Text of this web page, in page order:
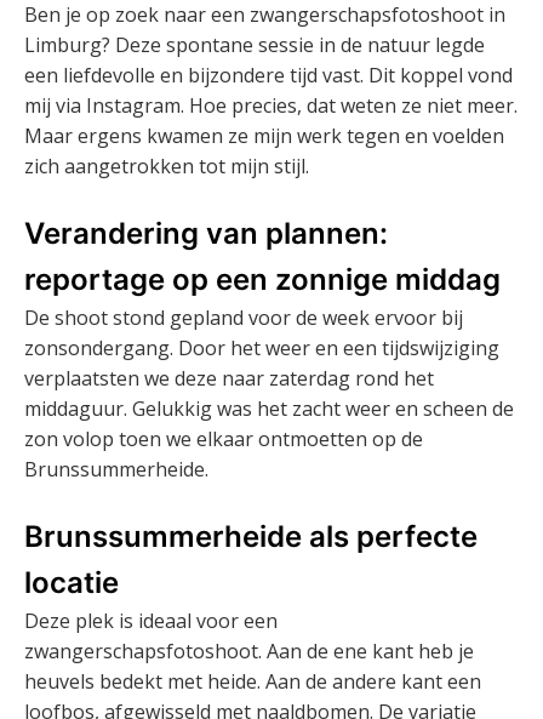
Ben je op zoek naar een zwangerschapsfotoshoot in
Limburg? Deze spontane sessie in de natuur legde
een liefdevolle en bijzondere tijd vast. Dit koppel vond
mij via Instagram. Hoe precies, dat weten ze niet meer.
Maar ergens kwamen ze mijn werk tegen en voelden
zich aangetrokken tot mijn stijl.
Verandering van plannen:
reportage op een zonnige middag
De shoot stond gepland voor de week ervoor bij
zonsondergang. Door het weer en een tijdswijziging
verplaatsten we deze naar zaterdag rond het
middaguur. Gelukkig was het zacht weer en scheen de
zon volop toen we elkaar ontmoetten op de
Brunssummerheide.
Brunssummerheide als perfecte
locatie
Deze plek is ideaal voor een
zwangerschapsfotoshoot. Aan de ene kant heb je
heuvels bedekt met heide. Aan de andere kant een
loofbos, afgewisseld met naaldbomen. De variatie